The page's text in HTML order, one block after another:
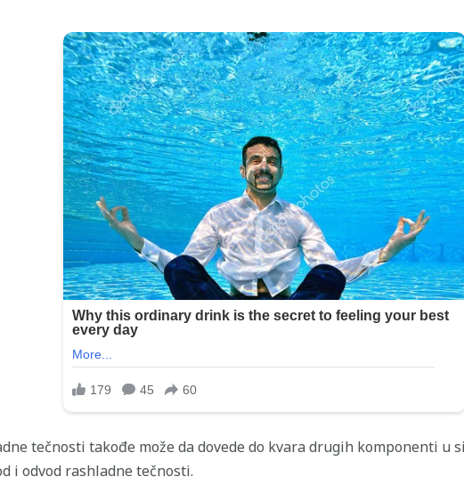
tečnosti takođe može da dovede do kvara drugih komponenti u
i odvod rashladne tečnosti.